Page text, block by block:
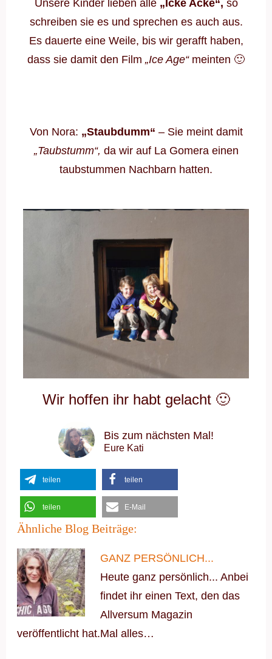
Unsere Kinder lieben alle „Icke Acke“, so
schreiben sie es und sprechen es auch aus.
Es dauerte eine Weile, bis wir gerafft haben,
dass sie damit den Film „Ice Age“ meinten 🙂
Von Nora: „Staubdumm“ – Sie meint damit
„Taubstumm“, da wir auf La Gomera einen
taubstummen Nachbarn hatten.
Wir hoffen ihr habt gelacht 🙂
Bis zum nächsten Mal!
Eure Kati
teilen teilen
teilen E-Mail
Ähnliche Blog Beiträge:
GANZ PERSÖNLICH...
Heute ganz persönlich... Anbei
findet ihr einen Text, den das
Allversum Magazin
veröffentlicht hat.Mal alles…